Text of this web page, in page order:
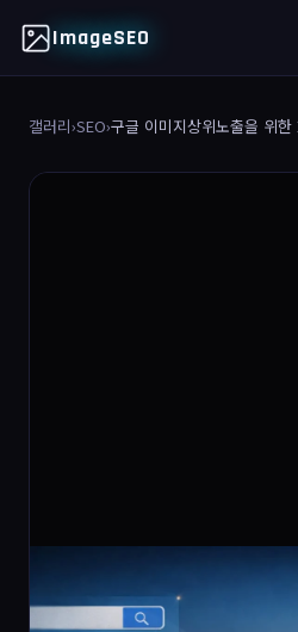
ImageSEO
갤러리›SEO›구글 이미지상위노출을 위